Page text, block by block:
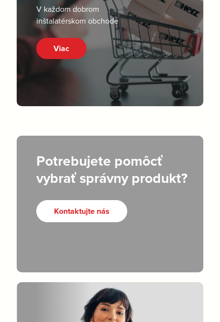
V každom dobrom
inštalatérskom obchode
Viac
Potrebujete pomôcť
vybrať správny produkt?
Kontaktujte nás